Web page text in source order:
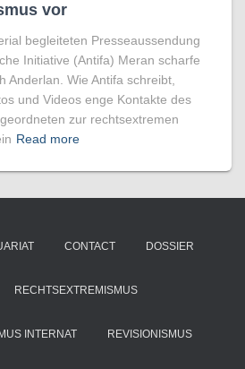
vor
begleiteten Presseaussendung
Initiative (Antifa) Meran scharfe
Anderlan. Wie Antifa schreibt,
und Videos enge Kontakte des
zur rechtsextremen
Read more
CONTACT DOSSIER
RECHTSEXTREMISMUS
INTERNAT REVISIONISMUS